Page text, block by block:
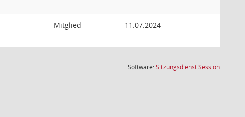
Mitglied 11.07.2024
Software:SitzungsdienstSession(Wird in